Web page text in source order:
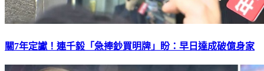
關7年定讞！連千毅「急捧鈔買明牌」盼：早日達成破億身家